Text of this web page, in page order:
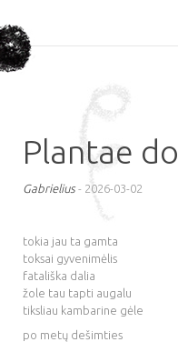
Plantae
Gabrielius- 2026-03-02
tokia jau ta gamta
toksai gyvenimėlis
fatališka dalia
žole tau tapti augalu
tiksliau kambarine gėle
po metų dešimties